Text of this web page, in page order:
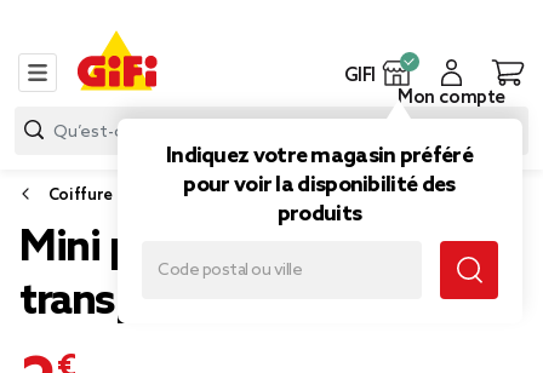
GIFI
Indiquez votre magasin préféré
pour voir la disponibilité des
produits
Mon compte
Coiffure
Mini pince plastique
transparent x32
2,99 €